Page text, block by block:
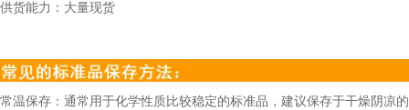
供货能力：大量现货
常温保存：通常用于化学性质比较稳定的标准品，建议保存于干燥阴凉